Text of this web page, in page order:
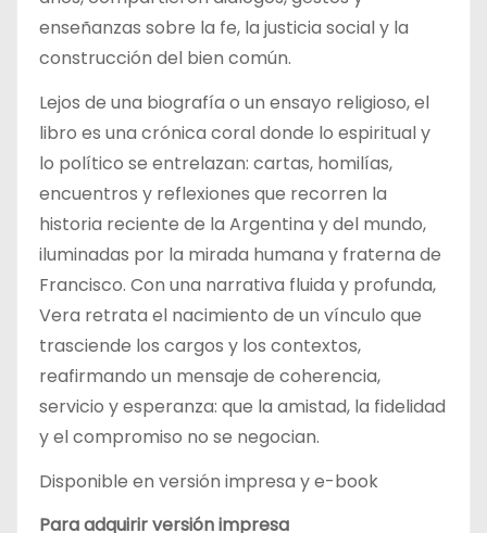
enseñanzas sobre la fe, la justicia social y la
construcción del bien común.
Lejos de una biografía o un ensayo religioso, el
libro es una crónica coral donde lo espiritual y
lo político se entrelazan: cartas, homilías,
encuentros y reflexiones que recorren la
historia reciente de la Argentina y del mundo,
iluminadas por la mirada humana y fraterna de
Francisco. Con una narrativa fluida y profunda,
Vera retrata el nacimiento de un vínculo que
trasciende los cargos y los contextos,
reafirmando un mensaje de coherencia,
servicio y esperanza: que la amistad, la fidelidad
y el compromiso no se negocian.
Disponible en versión impresa y e-book
Para adquirir versión impresa